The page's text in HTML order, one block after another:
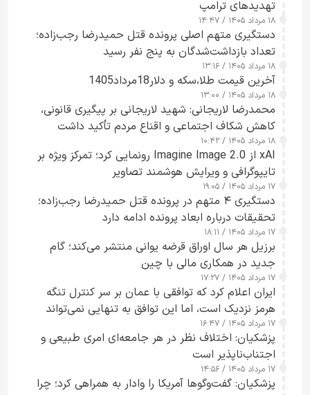
تهدیدهای ترامپ
۱۸ مرداد ۱۴۰۵ / ۱۴:۴۷
دستگیری متهم اصلی پرونده قتل حمیدرضا رجب‌زاده؛
تعداد بازداشت‌شدگان به پنج نفر رسید
۱۸ مرداد ۱۴۰۵ / ۱۳:۱۶
آخرین قیمت طلا،سکه و دلار18مرداد1405
۱۸ مرداد ۱۴۰۵ / ۱۳:۰۰
محمدرضا لاریجانی: شهید لاریجانی بر پیگیری قانونی،
کاهش شکاف اجتماعی و اقناع مردم تأکید داشت
۱۸ مرداد ۱۴۰۵ / ۱۰:۴۲
xAI از Imagine Image 2.0 رونمایی کرد؛ تمرکز ویژه بر
تایپوگرافی و ویرایش هوشمند تصاویر
۱۷ مرداد ۱۴۰۵ / ۱۹:۰۵
دستگیری ۴ متهم در پرونده قتل حمیدرضا رجب‌زاده؛
تحقیقات درباره ابعاد پرونده ادامه دارد
۱۷ مرداد ۱۴۰۵ / ۱۸:۱۱
برزیل هر سال اوراق قرضه یوانی منتشر می‌کند؛ گام
جدید در همکاری مالی با چین
۱۷ مرداد ۱۴۰۵ / ۱۷:۲۷
ایران اعلام کرد که توافقی با عمان بر سر کنترل تنگه
هرمز نزدیک است، اما این توافق به تنهایی نمی‌تواند
آبراه را آزاد کند
۱۷ مرداد ۱۴۰۵ / ۱۶:۴۷
پزشکیان: اختلاف نظر در هر جامعه‌ای امری طبیعی و
اجتناب‌ناپذیر است
۱۷ مرداد ۱۴۰۵ / ۱۴:۵۶
پزشکیان: گفت‌وگوها آمریکا را وادار به همراهی کرد؛ چرا